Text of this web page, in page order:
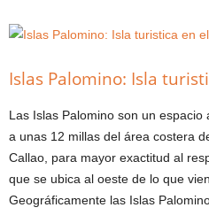
Islas Palomino: Isla
Las Islas Palomino son un
a unas 12 millas del área costera
Callao, para mayor exactitud al
que se ubica al oeste de lo que
Geográficamente las Islas